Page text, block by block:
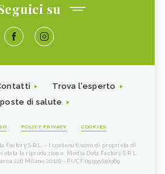
su
Trova l'esperto
di salute
POLICY PRIVACY COOKIES
Factory S.R.L. - I contenuti sono di proprietà di
la riproduzione. Media Data Factory S.R.L.
226 Milano 20126 - PI/CF 09595010969